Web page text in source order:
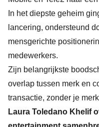
In het diepste geheim
lancering, ondersteund
mensgerichte
medewerkers.
Zijn belangrijkste
overlap tussen merk en
transactie, zonder je
Laura Toledano Khelif